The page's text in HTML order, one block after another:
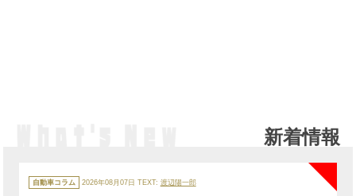
新着情報
テ
ゴ
自動車コラム 2026年08月07日 TEXT: 渡辺陽一郎
NEW